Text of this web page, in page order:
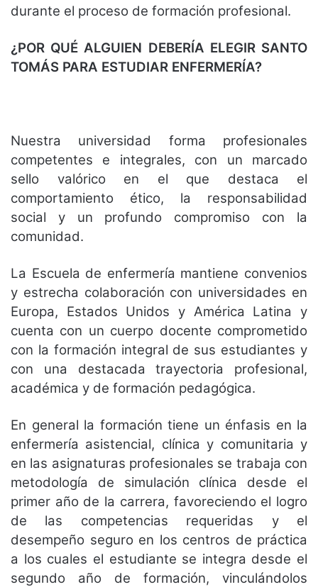
durante el proceso de formación profesional.
¿POR QUÉ ALGUIEN DEBERÍA ELEGIR SANTO
TOMÁS PARA ESTUDIAR ENFERMERÍA?
Nuestra universidad forma profesionales
competentes e integrales, con un marcado
sello valórico en el que destaca el
comportamiento ético, la responsabilidad
social y un profundo compromiso con la
comunidad.
La Escuela de enfermería mantiene convenios
y estrecha colaboración con universidades en
Europa, Estados Unidos y América Latina y
cuenta con un cuerpo docente comprometido
con la formación integral de sus estudiantes y
con una destacada trayectoria profesional,
académica y de formación pedagógica.
En general la formación tiene un énfasis en la
enfermería asistencial, clínica y comunitaria y
en las asignaturas profesionales se trabaja con
metodología de simulación clínica desde el
primer año de la carrera, favoreciendo el logro
de las competencias requeridas y el
desempeño seguro en los centros de práctica
a los cuales el estudiante se integra desde el
segundo año de formación, vinculándolos